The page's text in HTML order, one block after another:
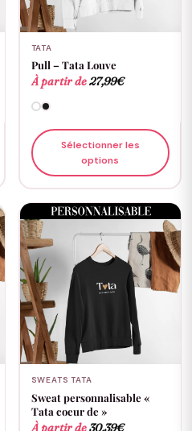
TATA
Pull – Tata Louve
À partir de27,99€
Sélectionner les
options
SWEATS TATA
Sweat personnalisable «
Tata coeur de »
À partir de30,39€